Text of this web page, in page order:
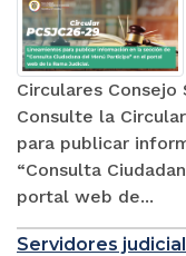
Circulares
Consulte la
para publicar
“Consulta
portal web de...
Servidores